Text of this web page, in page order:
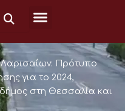
Πρότυπο
για το 2024,
στη Θεσσαλία και